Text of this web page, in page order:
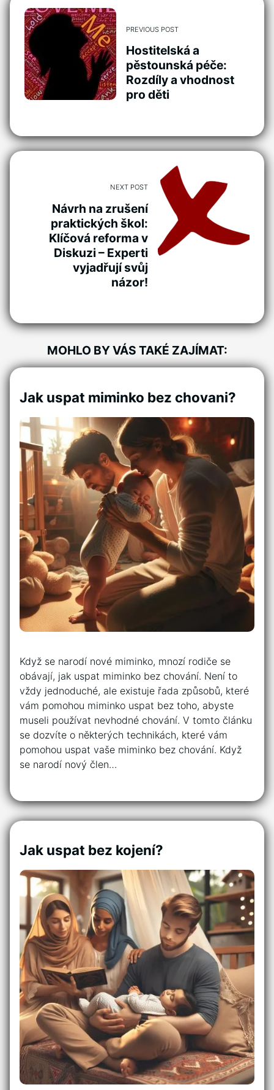
PREVIOUS POST
Hostitelská a
pěstounská péče:
Rozdíly a vhodnost
pro děti
NEXT POST
Návrh na zrušení
praktických škol:
Klíčová reforma v
Diskuzi – Experti
vyjadřují svůj
názor!
MOHLO BY VÁS TAKÉ ZAJÍMAT:
Jak uspat miminko bez chovani?
Když se narodí nové miminko, mnozí rodiče se
obávají, jak uspat miminko bez chování. Není to
vždy jednoduché, ale existuje řada způsobů, které
vám pomohou miminko uspat bez toho, abyste
museli používat nevhodné chování. V tomto článku
se dozvíte o některých technikách, které vám
pomohou uspat vaše miminko bez chování. Když
se narodí nový člen…
Jak uspat bez kojení?